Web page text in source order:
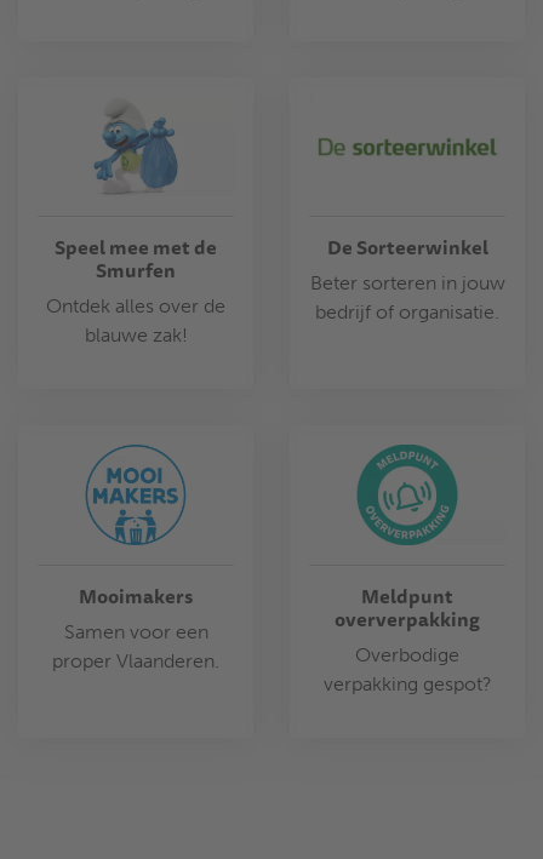
Speel mee met de
Smurfen
Ontdek alles over de
blauwe zak!
De Sorteerwinkel
Beter sorteren in jouw
bedrijf of organisatie.
Mooimakers
Samen voor een
proper Vlaanderen.
Meldpunt
oververpakking
Overbodige
verpakking gespot?